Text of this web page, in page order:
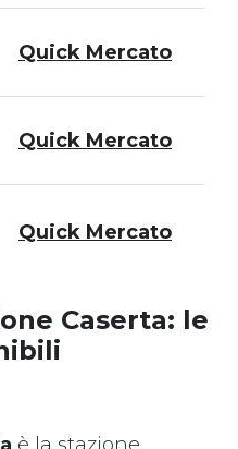
Quick Mercato
Quick Mercato
Quick Mercato
Caserta: le